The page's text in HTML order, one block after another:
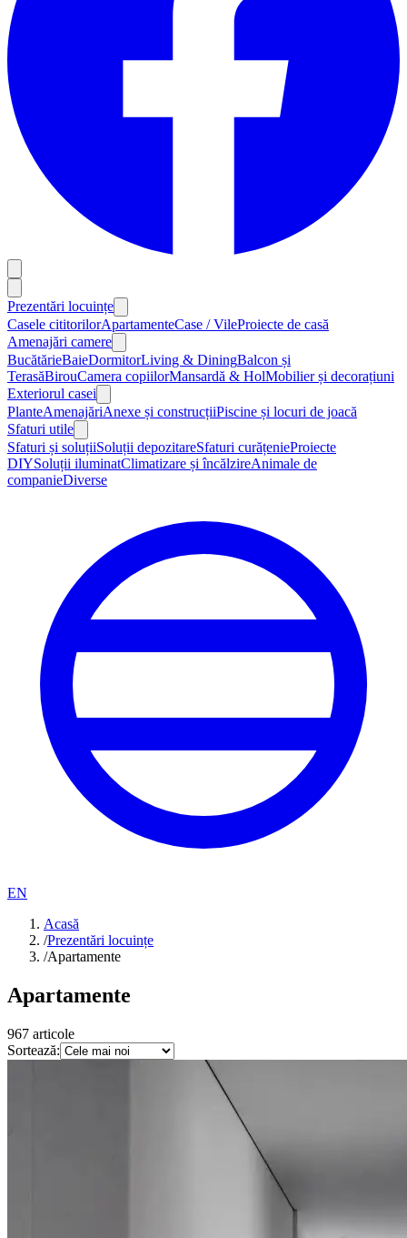
Prezentări locuințe
Casele cititorilorApartamenteCase / VileProiecte de casă
Amenajări camere
BucătărieBaieDormitorLiving & DiningBalcon și
TerasăBirouCamera copiilorMansardă & HolMobilier și decorațiuni
Exteriorul casei
PlanteAmenajăriAnexe și construcțiiPiscine și locuri de joacă
Sfaturi utile
Sfaturi și soluțiiSoluții depozitareSfaturi curățenieProiecte
DIYSoluții iluminatClimatizare și încălzireAnimale de
companieDiverse
EN
Acasă
/Prezentări locuințe
/Apartamente
Apartamente
967 articole
Sortează: